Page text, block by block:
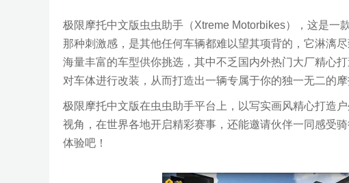
极限摩托中文版虫虫助手（Xtreme Motorbikes），这是一
那种刺激感，是其他任何车辆都难以望其项背的，它淋漓
海量丰富的车型供你挑选，其中不乏国内外热门大厂精心
对车体进行改装，从而打造出一辆专属于你的独一无二的摩
极限摩托中文版在虫虫助手平台上，以写实画风精心打造
视角，在世界各地开启精彩赛事，还能邀请伙伴一同感受
体验吧！